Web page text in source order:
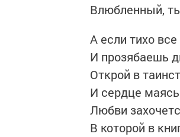
Влюбленный,
А если тихо
И прозябаешь
Открой в
И сердце маясь
Любви
В которой в